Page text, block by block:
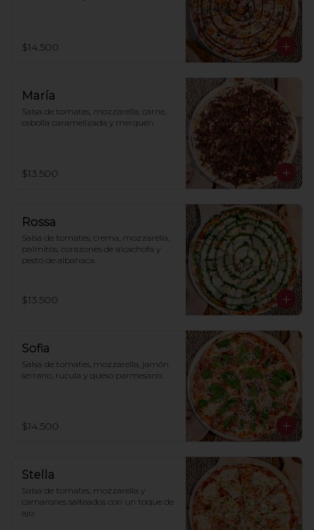
$14.500
María
Salsa de tomates, mozzarella, carne,
cebolla caramelizada y merquén.
$13.500
Rossa
Salsa de tomates, crema, mozzarella,
palmitos, corazones de alcachofa y
pesto de albahaca.
$13.500
Sofia
Salsa de tomates, mozzarella, jamón
serrano, rúcula y queso parmesano.
$14.500
Stella
Salsa de tomates, mozzarella y
camarones salteados con un toque de
ajo.